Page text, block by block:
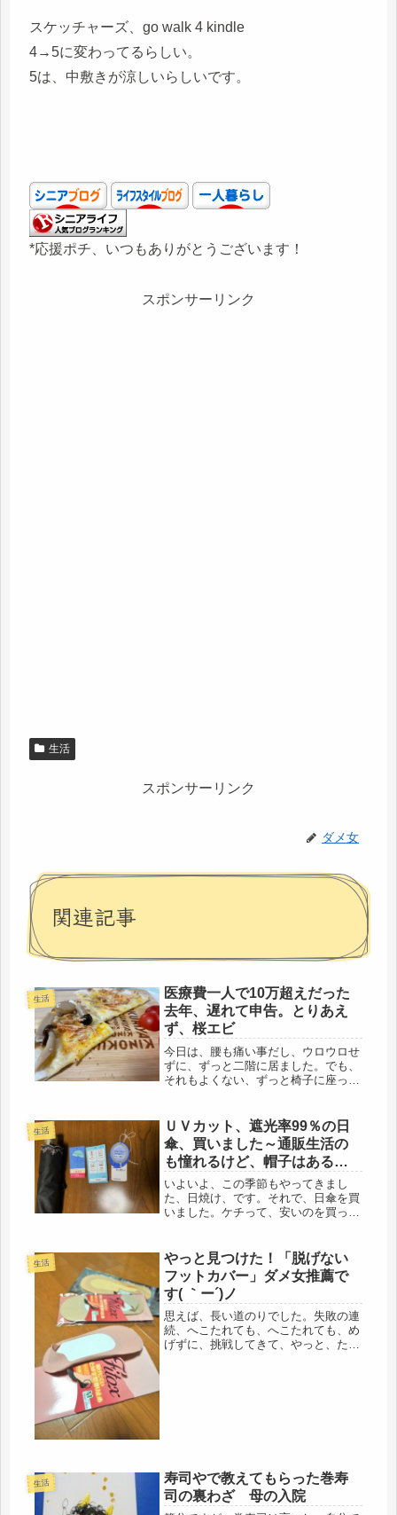
スケッチャーズ、go walk 4 kindle
4→5に変わってるらしい。
5は、中敷きが涼しいらしいです。
*応援ポチ、いつもありがとうございます！
スポンサーリンク
生活
スポンサーリンク
ダメ女
関連記事
生活
医療費一人で10万超えだった
去年、遅れて申告。とりあえ
ず、桜エビ
今日は、腰も痛い事だし、ウロウロせ
ずに、ずっと二階に居ました。でも、
それもよくない、ずっと椅子に座って
ったらしい。９時-６時のデスクワー
ク。ずっとＰＣの前。よくないだろう
ね...
生活
ＵＶカット、遮光率99％の日
傘、買いました～通販生活の
も憧れるけど、帽子はあるし
ね・・・シシトウカレー作る
いよいよ、この季節もやってきまし
た、日焼け、です。それで、日傘を買
いました。ケチって、安いのを買っ
属性のにしました。前回の日傘、よく
働いてくれました。バセドウの一番ひ
どい時...
生活
やっと見つけた！「脱げない
フットカバー」ダメ女推薦で
す( ｀ー´)ノ
思えば、長い道のりでした。失敗の連
続、へこたれても、へこたれても、め
げずに、挑戦してきて、やっと、たど
生活
寿司やで教えてもらった巻寿
司の裏わざ 母の入院